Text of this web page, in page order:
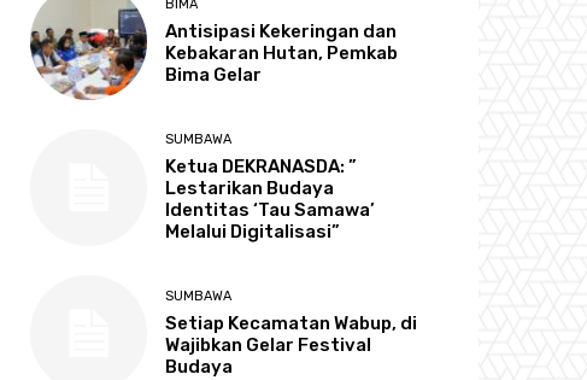
BIMA
Antisipasi Kekeringan dan
Kebakaran Hutan, Pemkab
Bima Gelar
SUMBAWA
Ketua DEKRANASDA: ”
Lestarikan Budaya
Identitas ‘Tau Samawa’
Melalui Digitalisasi”
SUMBAWA
Setiap Kecamatan Wabup, di
Wajibkan Gelar Festival
Budaya